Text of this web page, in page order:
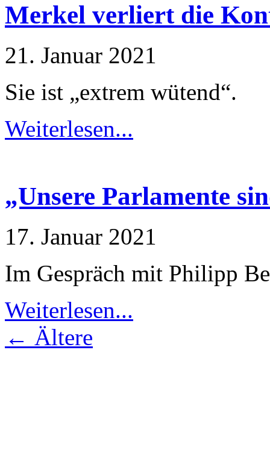
Merkel verliert die
21. Januar 2021
Sie ist „extrem wütend“.
Weiterlesen...
„Unsere Parlamente
17. Januar 2021
Im Gespräch mit Philipp
Weiterlesen...
← Ältere